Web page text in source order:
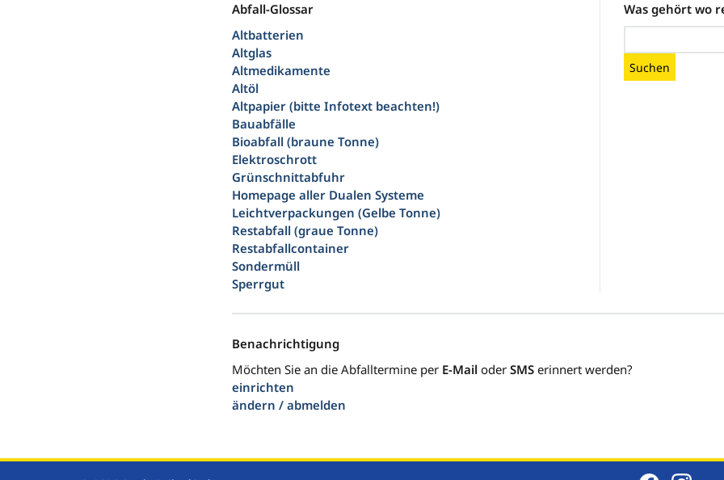
Abfall-Glossar
Altbatterien
Altglas
Altmedikamente
Altöl
Altpapier (bitte Infotext beachten!)
Bauabfälle
Bioabfall (braune Tonne)
Elektroschrott
Grünschnittabfuhr
Homepage aller Dualen Systeme
Leichtverpackungen (Gelbe Tonne)
Restabfall (graue Tonne)
Restabfallcontainer
Sondermüll
Sperrgut
Was gehört wo
Suchen
Benachrichtigung
Möchten Sie an die Abfalltermine per E-Mail oder SMS erinnert werden?
einrichten
ändern / abmelden